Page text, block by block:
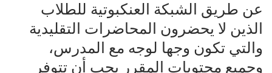
عن طريق الشبكة العنكبوتية للطلاب
الذين لا يحضرون المحاضرات التقليدية
والتي تكون وجها لوجه مع المدرس،
وجميع محتويات المقرر يجب أن تتوفر